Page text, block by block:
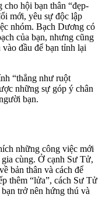
hội bạn thân “đẹp-
mới, yêu sự độc lập
nhóm. Bạch Dương có
của bạn, nhưng cũng
vào đầu để bạn tỉnh lại
“thẳng như ruột
những sự góp ý chân
bạn.
những công việc mới
cùng. Ở cạnh Sư Tử,
bản thân và cách để
thêm “lửa”, cách Sư Tử
trở nên hứng thú và